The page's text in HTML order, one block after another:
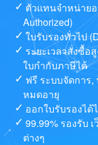
ตัวแทนจำหน่ายอ
Authorized)
ใบรับรองทั่วไป
ระยะเวลาสั่งซื้อ
ใบกำกับภาษีได้
ฟรี ระบบจัดการ,
หมดอายุ
ออกใบรับรองได้
99.99% รองรับ
ต่างๆ